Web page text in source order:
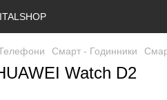
Смарт - Годинники
Watch D2